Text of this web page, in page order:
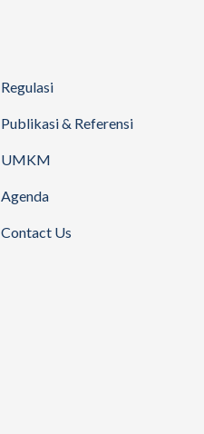
Regulasi
Publikasi & Referensi
UMKM
Agenda
Contact Us